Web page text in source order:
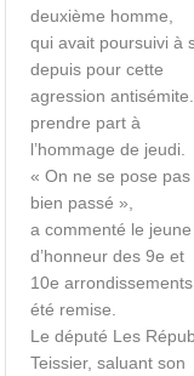
deuxième homme,
qui avait poursuivi à
depuis pour cette
agression
prendre part à
l’hommage de jeudi.
« On ne se pose
bien passé »,
a commenté le
d’honneur des 9e et
10e
été remise.
Le député Les
Teissier, saluant son